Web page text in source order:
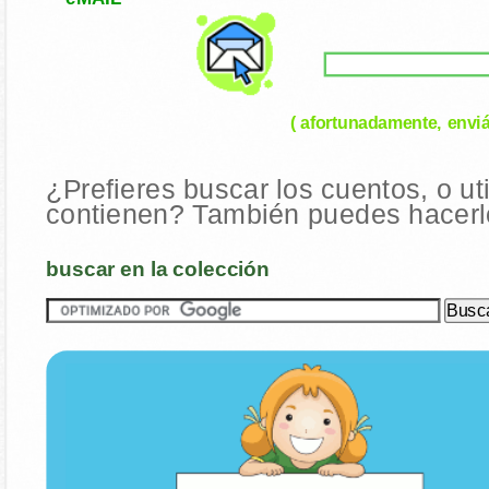
( afortunadamente,
¿Prefieres buscar los cuentos, o
contienen? También puedes
buscar en la colección